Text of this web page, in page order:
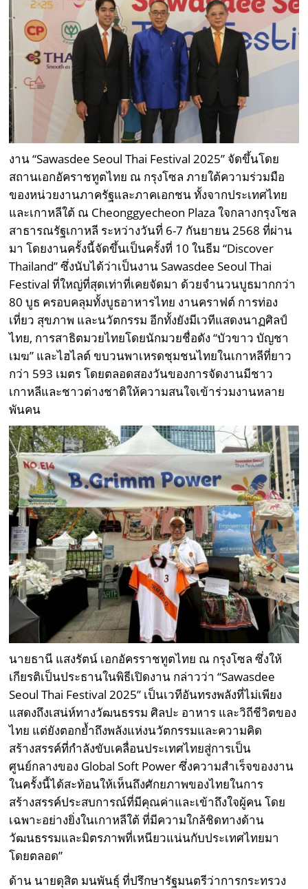
งาน “Sawasdee Seoul Thai Festival 2025” จัดขึ้นโดย
สถานเอกอัคราชทูตไทย ณ กรุงโซล ภายใต้ความร่วมมือ
ของหน่วยงานภาครัฐและภาคเอกชน ทั้งจากประเทศไทย
และเกาหลีใต้ ณ Cheonggyecheon Plaza ใจกลางกรุงโซล
สาธารณรัฐเกาหลี ระหว่างวันที่ 6-7 กันยายน 2568 ที่ผ่าน
มา โดยงานครั้งนี้จัดขึ้นเป็นครั้งที่ 10 ในธีม “Discover
Thailand” ซึ่งนับได้ว่าเป็นงาน Sawasdee Seoul Thai
Festival ที่ใหญ่ที่สุดเท่าที่เคยจัดมา ด้วยจำนวนบูธมากกว่า
80 บูธ ครอบคลุมทั้งบูธอาหารไทย งานคราฟต์ การท่อง
เที่ยว สุขภาพ และนวัตกรรม อีกทั้งยังมีเวทีแสดงนาฏศิลป์
ไทย, การสาธิตมวยไทยโดยนักมวยชื่อดัง “บัวขาว บัญชา
เมฆ” และไฮไลต์ ขบวนพาเหรดชุมชนไทยในเกาหลีที่ยาว
กว่า 593 เมตร โดยตลอดสองวันของการจัดงานมีชาว
เกาหลีและชาวต่างชาติให้ความสนใจเข้าร่วมงานหลาย
พันคน
นายธานี แสงรัตน์ เอกอัครราชทูตไทย ณ กรุงโซล ซึ่งให้
เกียรติเป็นประธานในพิธีเปิดงาน กล่าวว่า “Sawasdee
Seoul Thai Festival 2025” เป็นเวทีอันทรงพลังที่ไม่เพียง
แสดงถึงเสน่ห์ทางวัฒนธรรม ศิลปะ อาหาร และวิถีชีวิตของ
ไทย แต่ยังตอกย้ำถึงพลังแห่งนวัตกรรมและความคิด
สร้างสรรค์ที่กำลังขับเคลื่อนประเทศไทยสู่การเป็น
ศูนย์กลางของ Global Soft Power ซึ่งความสำเร็จของงาน
ในครั้งนี้ได้สะท้อนให้เห็นถึงศักยภาพของไทยในการ
สร้างสรรค์ประสบการณ์ที่มีคุณค่าและเข้าถึงใจผู้คน โดย
เฉพาะอย่างยิ่งในเกาหลีใต้ ที่มีความใกล้ชิดทางด้าน
วัฒนธรรมและมิตรภาพที่เหนียวแน่นกับประเทศไทยมา
โดยตลอด”
ด้าน นายดุสิต มนพันธุ์ ที่ปรึกษารัฐมนตรีว่าการกระทรวง